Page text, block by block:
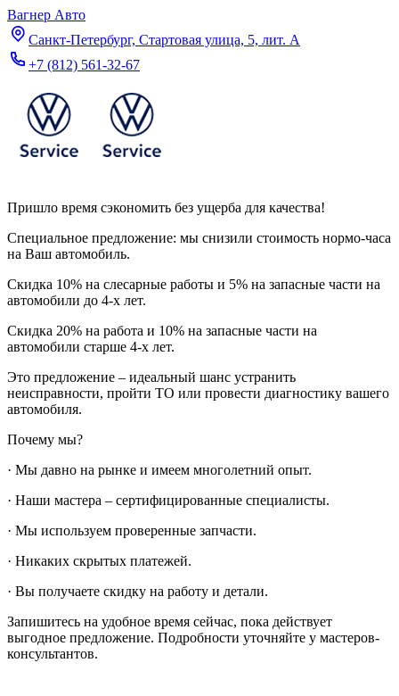
Вагнер Авто
Санкт-Петербург, Стартовая улица, 5, лит. А
+7 (812) 561-32-67
Пришло время сэкономить без ущерба для качества!
Специальное предложение: мы снизили стоимость нормо-часа
на Ваш автомобиль.
Скидка 10% на слесарные работы и 5% на запасные части на
автомобили до 4-х лет.
Скидка 20% на работа и 10% на запасные части на
автомобили старше 4-х лет.
Это предложение – идеальный шанс устранить
неисправности, пройти ТО или провести диагностику вашего
автомобиля.
Почему мы?
· Мы давно на рынке и имеем многолетний опыт.
· Наши мастера – сертифицированные специалисты.
· Мы используем проверенные запчасти.
· Никаких скрытых платежей.
· Вы получаете скидку на работу и детали.
Запишитесь на удобное время сейчас, пока действует
выгодное предложение. Подробности уточняйте у мастеров-
консультантов.